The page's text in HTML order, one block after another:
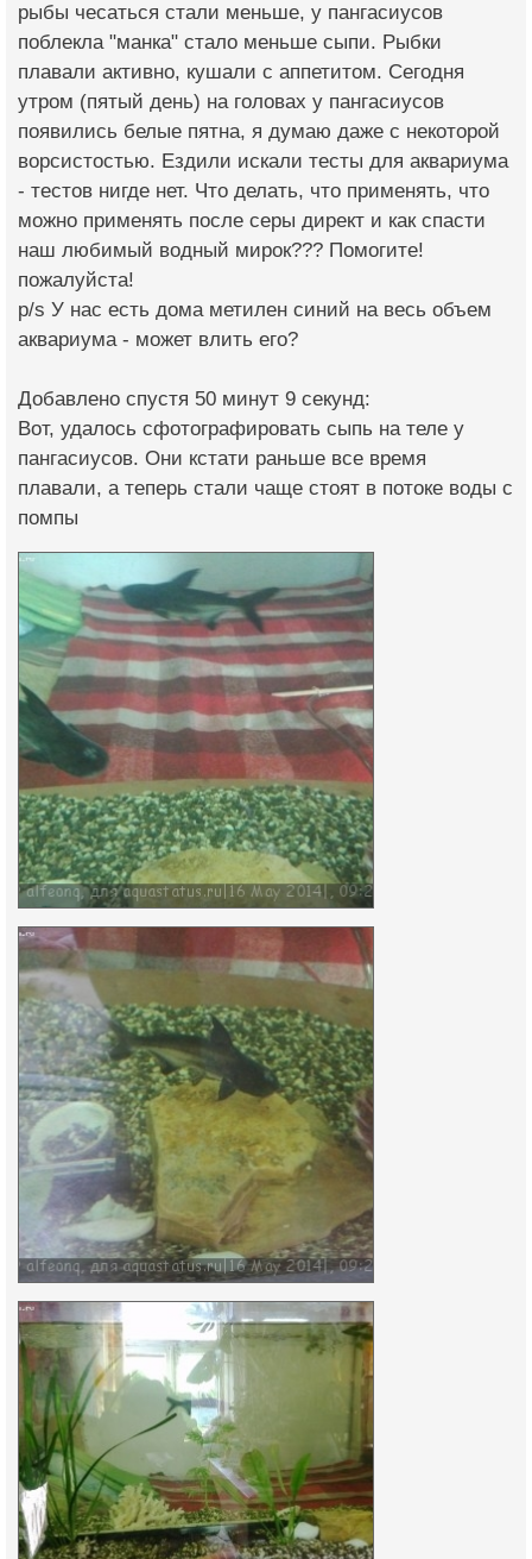
рыбы чесаться стали меньше, у пангасиусов
поблекла "манка" стало меньше сыпи. Рыбки
плавали активно, кушали с аппетитом. Сегодня
утром (пятый день) на головах у пангасиусов
появились белые пятна, я думаю даже с некоторой
ворсистостью. Ездили искали тесты для аквариума
- тестов нигде нет. Что делать, что применять, что
можно применять после серы директ и как спасти
наш любимый водный мирок??? Помогите!
пожалуйста!
p/s У нас есть дома метилен синий на весь объем
аквариума - может влить его?
Добавлено спустя 50 минут 9 секунд:
Вот, удалось сфотографировать сыпь на теле у
пангасиусов. Они кстати раньше все время
плавали, а теперь стали чаще стоят в потоке воды с
помпы